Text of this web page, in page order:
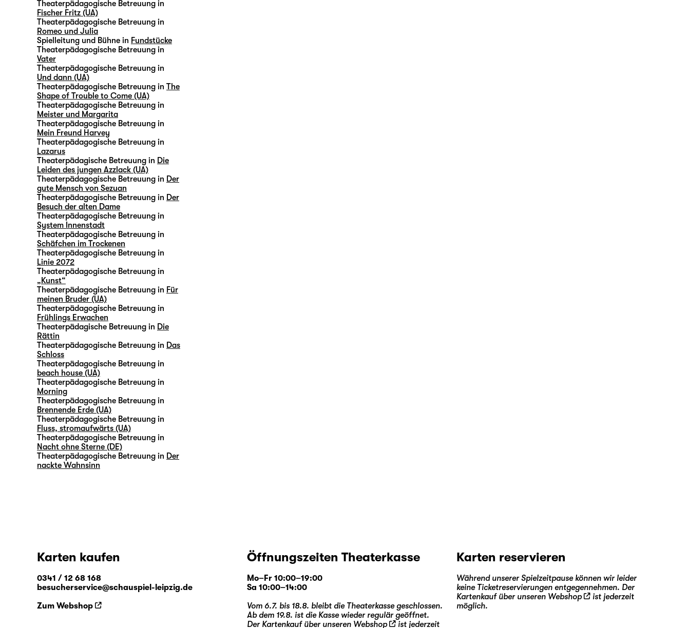
Theaterpädagogische Betreuung in
Fischer Fritz (UA)
Theaterpädagogische Betreuung in
Romeo und Julia
Spielleitung und Bühne in Fundstücke
Theaterpädagogische Betreuung in
Vater
Theaterpädagogische Betreuung in
Und dann (UA)
Theaterpädagogische Betreuung in The
Shape of Trouble to Come (UA)
Theaterpädagogische Betreuung in
Meister und Margarita
Theaterpädagogische Betreuung in
Mein Freund Harvey
Theaterpädagogische Betreuung in
Lazarus
Theaterpädagische Betreuung in Die
Leiden des jungen Azzlack (UA)
Theaterpädagogische Betreuung in Der
gute Mensch von Sezuan
Theaterpädagogische Betreuung in Der
Besuch der alten Dame
Theaterpädagogische Betreuung in
System Innenstadt
Theaterpädagogische Betreuung in
Schäfchen im Trockenen
Theaterpädagogische Betreuung in
Linie 2072
Theaterpädagogische Betreuung in
„Kunst“
Theaterpädagogische Betreuung in Für
meinen Bruder (UA)
Theaterpädagogische Betreuung in
Frühlings Erwachen
Theaterpädagische Betreuung in Die
Rättin
Theaterpädagogische Betreuung in Das
Schloss
Theaterpädagogische Betreuung in
beach house (UA)
Theaterpädagogische Betreuung in
Morning
Theaterpädagogische Betreuung in
Brennende Erde (UA)
Theaterpädagogische Betreuung in
Fluss, stromaufwärts (UA)
Theaterpädagogische Betreuung in
Nacht ohne Sterne (DE)
Theaterpädagogische Betreuung in Der
nackte Wahnsinn
Karten kaufen
0341 / 12 68 168
besucherservice@schauspiel-leipzig.de
Zum Webshop
Öffnungszeiten Theaterkasse
Mo–Fr 10:00–19:00
Sa 10:00–14:00
Vom 6.7. bis 18.8. bleibt die Theaterkasse geschlossen.
Ab dem 19.8. ist die Kasse wieder regulär geöffnet.
Der Kartenkauf über unseren Webshop ist jederzeit
Karten reservieren
Während unserer Spielzeitpause können wir leider
keine Ticketreservierungen entgegennehmen. Der
Kartenkauf über unseren Webshop
ist jederzeit
möglich.